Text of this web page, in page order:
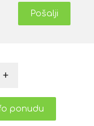
Pošalji
+
ponudu